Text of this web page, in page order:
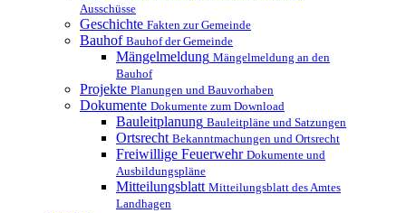
Ausschüsse
Geschichte Fakten zur Gemeinde
Bauhof Bauhof der Gemeinde
Mängelmeldung Mängelmeldung an den
Bauhof
Projekte Planungen und Bauvorhaben
Dokumente Dokumente zum Download
Bauleitplanung Bauleitpläne und Satzungen
Ortsrecht Bekanntmachungen und Ortsrecht
Freiwillige Feuerwehr Dokumente und
Ausbildungspläne
Mitteilungsblatt Mitteilungsblatt des Amtes
Landhagen